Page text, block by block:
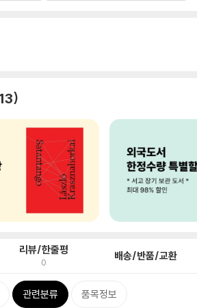
리뷰/한줄평
0 배송/반품/교환
관련분류 품목정보